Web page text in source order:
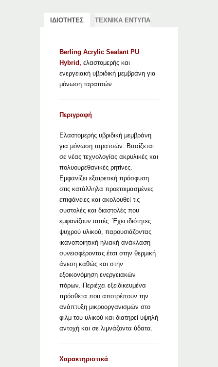
ΙΔΙΟΤΗΤΕΣ ΤΕΧΝΙΚΑ ΕΝΤΥΠΑ
Berling Acrylic Sealant PU
Hybrid, ελαστομερής και
ενεργειακή υβριδική μεμβράνη για
μόνωση ταρατσών.
Περιγραφή
Ελαστομερής υβριδική μεμβράνη
για μόνωση ταρατσών. Βασίζεται
σε νέας τεχνολογίας ακρυλικές και
πολυουρεθανικές ρητίνες.
Εμφανίζει εξαιρετική πρόσφυση
στις κατάλληλα προετοιμασμένες
επιφάνειες και ακολουθεί τις
συστολές και διαστολές που
εμφανίζουν αυτές. Έχει ιδιότητες
ψυχρού υλικού, παρουσιάζοντας
ικανοποιητική ηλιακή ανάκλαση
συνεισφέροντας έτσι στην θερμική
άνεση καθώς και στην
εξοικονόμηση ενεργειακών
πόρων. Περιέχει εξειδικευμένα
πρόσθετα που αποτρέπουν την
ανάπτυξη μικροοργανισμών στο
φιλμ του υλικού και διατηρεί υψηλή
αντοχή και σε λιμνάζοντα ύδατα.
Χαρακτηριστικά